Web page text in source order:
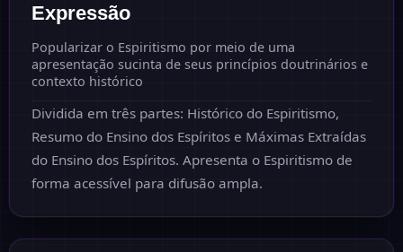
Expressão
Popularizar o Espiritismo por meio de uma
apresentação sucinta de seus princípios doutrinários e
contexto histórico
Dividida em três partes: Histórico do Espiritismo,
Resumo do Ensino dos Espíritos e Máximas Extraídas
do Ensino dos Espíritos. Apresenta o Espiritismo de
forma acessível para difusão ampla.